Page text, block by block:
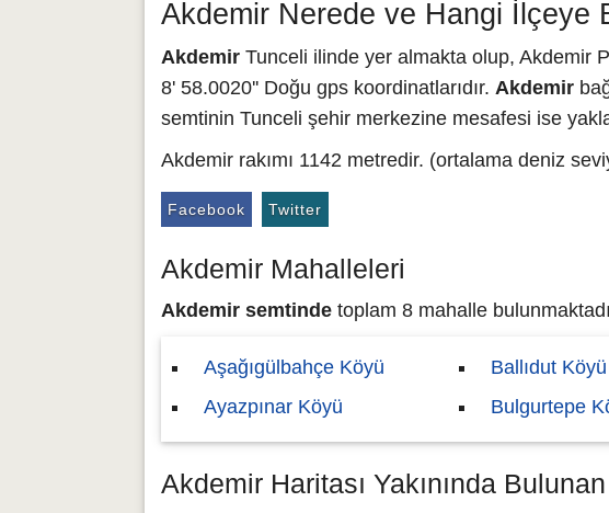
Akdemir Nerede ve Hangi İlçeye
Akdemir Tunceli ilinde yer almakta olup, Akdemir
8' 58.0020'' Doğu gps koordinatlarıdır. Akdemir
semtinin Tunceli şehir merkezine mesafesi ise
Akdemir rakımı 1142 metredir. (ortalama deniz
Facebook Twitter
Akdemir Mahalleleri
Akdemir semtinde toplam 8 mahalle
Aşağıgülbahçe Köyü
Ayazpınar Köyü
Ballıdut Köyü
Bulgurtepe
Akdemir Haritası Yakınında